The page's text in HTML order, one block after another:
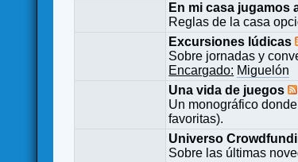
En mi casa jugamos
Reglas de la casa
Excursiones lúdicas
Sobre jornadas y
Encargado: Miguelón
Una vida de juegos
Un monográfico
favoritas).
Universo
Sobre las últimas